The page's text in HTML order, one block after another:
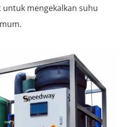
mengekalkan suhu